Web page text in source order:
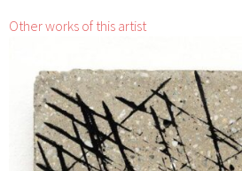
Other works of this artist